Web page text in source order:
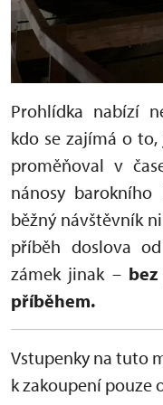
Prohlídka nabízí
kdo se zajímá o to,
proměňoval v
nánosy
běžný návštěvník
příběh doslova
zámek jinak –
příběhem.
Vstupenky na tuto
k zakoupení pouze